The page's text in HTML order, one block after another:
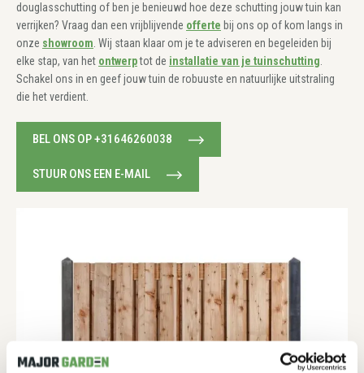
douglasschutting of ben je benieuwd hoe deze schutting jouw tuin kan
verrijken? Vraag dan een vrijblijvende offerte bij ons op of kom langs in
onze showroom . Wij staan klaar om je te adviseren en begeleiden bij
elke stap, van het ontwerptot de installatie van je tuinschutting
Schakel ons in en geef jouw tuin de robuuste en natuurlijke uitstraling
die het verdient.
BEL ONS OP +31646260038
STUUR ONS EEN E-MAIL